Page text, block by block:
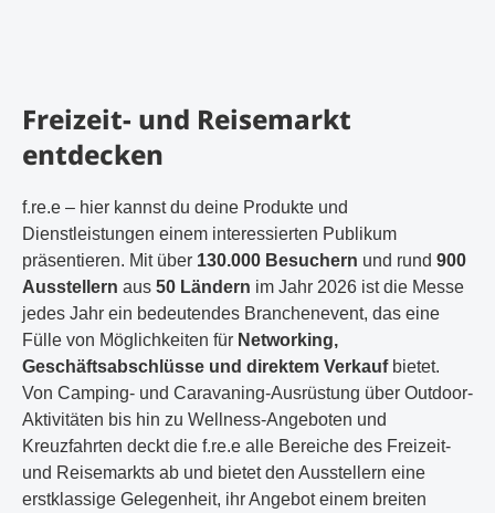
Freizeit- und Reisemarkt
entdecken
f.re.e – hier kannst du deine Produkte und
Dienstleistungen einem interessierten Publikum
präsentieren. Mit über 130.000 Besuchern und rund 900
Ausstellern aus 50 Ländern im Jahr 2026 ist die Messe
jedes Jahr ein bedeutendes Branchenevent, das eine
Fülle von Möglichkeiten für Networking,
Geschäftsabschlüsse und direktem Verkauf bietet.
Von Camping- und Caravaning-Ausrüstung über Outdoor-
Aktivitäten bis hin zu Wellness-Angeboten und
Kreuzfahrten deckt die f.re.e alle Bereiche des Freizeit-
und Reisemarkts ab und bietet den Ausstellern eine
erstklassige Gelegenheit, ihr Angebot einem breiten